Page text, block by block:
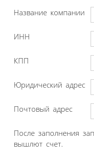
Название компании
ИНН
КПП
Юридический адрес
Почтовый адрес
После заполнения
вышлют счет.